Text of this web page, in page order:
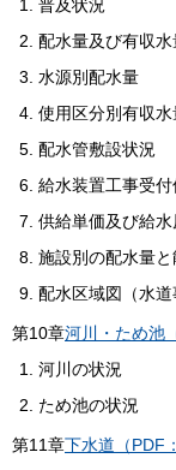
普及状況
配水量及び有収水
水源別配水量
使用区分別有収水
配水管敷設状況
給水装置工事受付
供給単価及び給水
施設別の配水量と
配水区域図（水道
第10章河川・ため池
河川の状況
ため池の状況
第11章下水道（PDF